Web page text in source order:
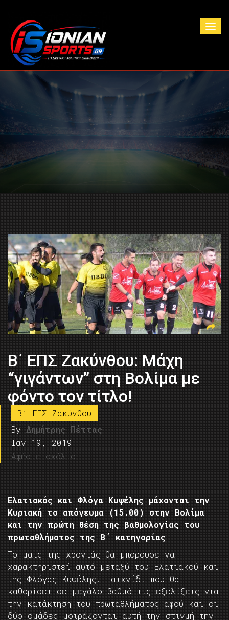
Β΄ ΕΠΣ Ζακύνθου: Μάχη
“γιγάντων” στη Βολίμα με
φόντο τον τίτλο!
B’ ΕΠΣ Ζακύνθου
By Δημήτρης Πέττας
Ιαν 19, 2019
Αφήστε σχόλιο
Ελατιακός και Φλόγα Κυψέλης μάχονται την
Κυριακή το απόγευμα (15.00) στην Βολίμα
και την πρώτη θέση της βαθμολογίας του
πρωταθλήματος της Β΄ κατηγορίας
Το ματς της χρονιάς θα μπορούσε να
χαρακτηριστεί αυτό μεταξύ του Ελατιακού και
της Φλόγας Κυψέλης. Παιχνίδι που θα
καθορίσει σε μεγάλο βαθμό τις εξελίξεις για
την κατάκτηση του πρωταθλήματος αφού και οι
δύο ομάδες μοιράζονται αυτή την στιγμή την